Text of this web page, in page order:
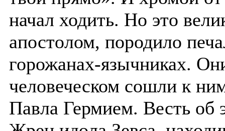
начал ходить. Но это
апостолом, породило
горожанах-язычниках.
человеческом сошли к
Павла Гермием. Весть об